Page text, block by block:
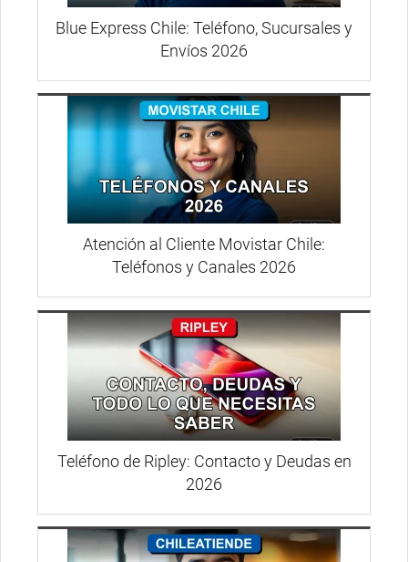
Blue Express Chile: Teléfono, Sucursales y
Envíos 2026
Atención al Cliente Movistar Chile:
Teléfonos y Canales 2026
Teléfono de Ripley: Contacto y Deudas en
2026